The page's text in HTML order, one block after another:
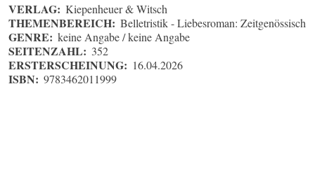
VERLAG: Kiepenheuer & Witsch
THEMENBEREICH: Belletristik - Liebesroman: Zeitgenössisch
GENRE: keine Angabe / keine Angabe
SEITENZAHL: 352
ERSTERSCHEINUNG: 16.04.2026
ISBN: 9783462011999